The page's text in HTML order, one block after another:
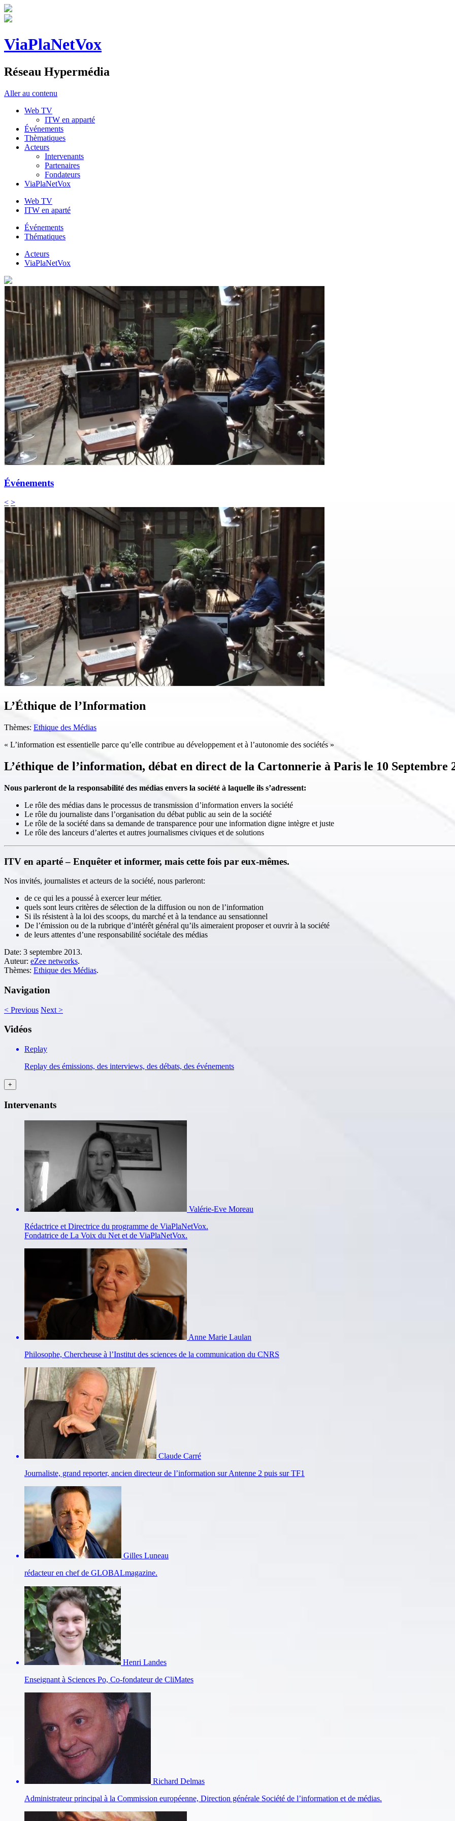
ViaPlaNetVox
Réseau Hypermédia
Aller au contenu
Web TV
ITW en apparté
Événements
Thèmatiques
Acteurs
Intervenants
Partenaires
Fondateurs
ViaPlaNetVox
Web TV
ITW en aparté
Événements
Thématiques
Acteurs
ViaPlaNetVox
Événements
< >
L’Éthique de l’Information
Thèmes: Ethique des Médias
« L’information est essentielle parce qu’elle contribue au développement et à l’autonomie des sociétés »
L’éthique de l’information, débat en direct de la Cartonnerie à Paris le 10 Septembre
Nous parleront de la responsabilité des médias envers la société à laquelle ils s’adressent:
Le rôle des médias dans le processus de transmission d’information envers la société
Le rôle du journaliste dans l’organisation du débat public au sein de la société
Le rôle de la société dans sa demande de transparence pour une information digne intègre et juste
Le rôle des lanceurs d’alertes et autres journalismes civiques et de solutions
ITV en aparté – Enquêter et informer, mais cette fois par eux-mêmes.
Nos invités, journalistes et acteurs de la société, nous parleront:
de ce qui les a poussé à exercer leur métier.
quels sont leurs critères de sélection de la diffusion ou non de l’information
Si ils résistent à la loi des scoops, du marché et à la tendance au sensationnel
De l’émission ou de la rubrique d’intérêt général qu’ils aimeraient proposer et ouvrir à la société
de leurs attentes d’une responsabilité sociétale des médias
Date: 3 septembre 2013.
Auteur: eZee networks.
Thèmes: Ethique des Médias.
Navigation
< Previous Next >
Vidéos
Replay
Replay des émissions, des interviews, des débats, des événements
Intervenants
Valérie-Eve Moreau
Rédactrice et Directrice du programme de ViaPlaNetVox.
Fondatrice de La Voix du Net et de ViaPlaNetVox.
Anne Marie Laulan
Philosophe, Chercheuse à l’Institut des sciences de la communication du CNRS
Claude Carré
Journaliste, grand reporter, ancien directeur de l’information sur Antenne 2 puis sur TF1
Gilles Luneau
rédacteur en chef de GLOBALmagazine.
Henri Landes
Enseignant à Sciences Po, Co-fondateur de CliMates
Richard Delmas
Administrateur principal à la Commission européenne, Direction générale Société de l’information et de médias.